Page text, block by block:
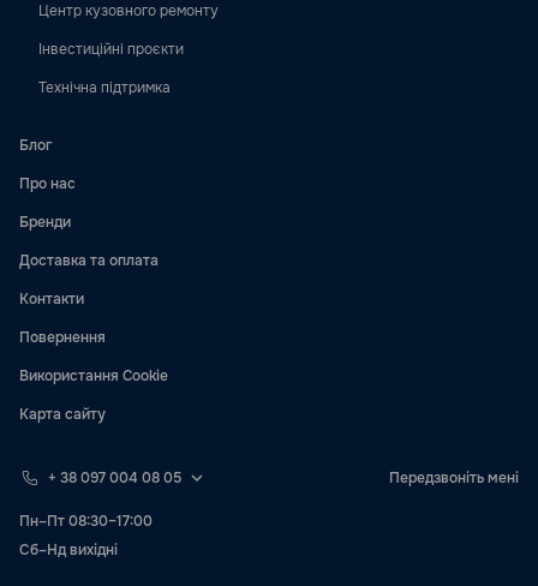
Центр кузовного ремонту
Інвестиційні проєкти
Технічна підтримка
Блог
Про нас
Бренди
Доставка та оплата
Контакти
Повернення
Використання Cookie
Карта сайту
+ 38 097 004 08 05 Передзвоніть мені
Пн–Пт 08:30–17:00
Сб–Нд вихідні